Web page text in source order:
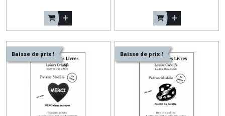
Baisse de prix ! Baisse de prix !